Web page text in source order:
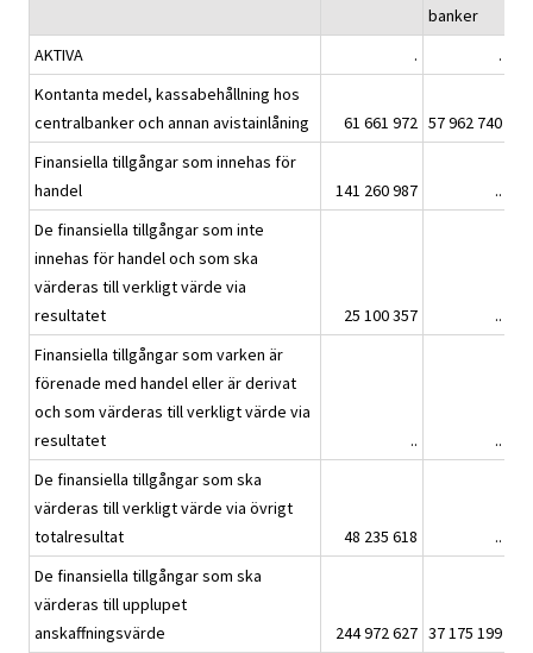
banker
AKTIVA
.
.
Kontanta medel, kassabehållning hos
centralbanker och annan avistainlåning
61 661 972 57 962 740
Finansiella tillgångar som innehas för
handel
141 260 987
..
De finansiella tillgångar som inte
innehas för handel och som ska
värderas till verkligt värde via
resultatet
25 100 357
..
Finansiella tillgångar som varken är
förenade med handel eller är derivat
och som värderas till verkligt värde via
resultatet
..
..
De finansiella tillgångar som ska
värderas till verkligt värde via övrigt
totalresultat
48 235 618
..
De finansiella tillgångar som ska
värderas till upplupet
anskaffningsvärde
244 972 627 37 175 199